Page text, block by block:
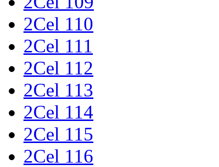
2Cel 110
2Cel 111
2Cel 112
2Cel 113
2Cel 114
2Cel 115
2Cel 116